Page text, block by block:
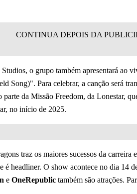
o grupo também apresentará ao
Song)". Para celebrar, a canção será
da Missão Freedom, da Lonestar,
no início de 2025.
traz os maiores sucessos da carreira
headliner. O show acontece no dia 14
e OneRepublic também são atrações.